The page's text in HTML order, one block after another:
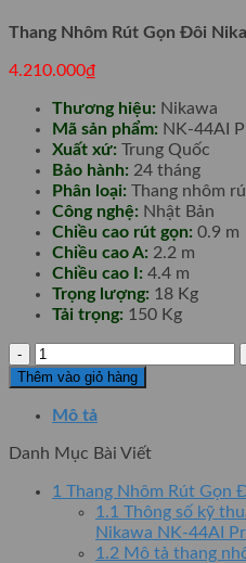
Thang Nhôm Rút Gọn Đôi
4.210.000₫
Thương hiệu: Nikawa
Mã sản phẩm: NK-44AI
Xuất xứ: Trung Quốc
Bảo hành: 24 tháng
Phân loại: Thang nhôm
Công nghệ: Nhật Bản
Chiều cao rút gọn: 0.9 m
Chiều cao A: 2.2 m
Chiều cao I: 4.4 m
Trọng lượng: 18 Kg
Tải trọng: 150 Kg
Thang
Nhôm
Rút
Gọn
Nikawa
44AI
Thêm vào giỏ hàng
Mô tả
Danh Mục Bài Viết
1 Thang Nhôm Rút Gọn
1.1 Thông số kỹ
Nikawa NK-44AI
1.2 Mô tả thang